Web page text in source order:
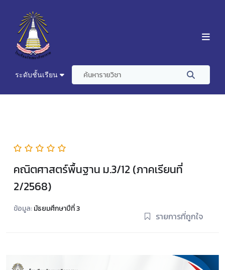
ระดับชั้นเรียน
คณิตศาสตร์พื้นฐาน ม.3/12 (ภาคเรียนที่
2/2568)
ข้อมูล:มัธยมศึกษาปีที่ 3
รายการที่ถูกใจ